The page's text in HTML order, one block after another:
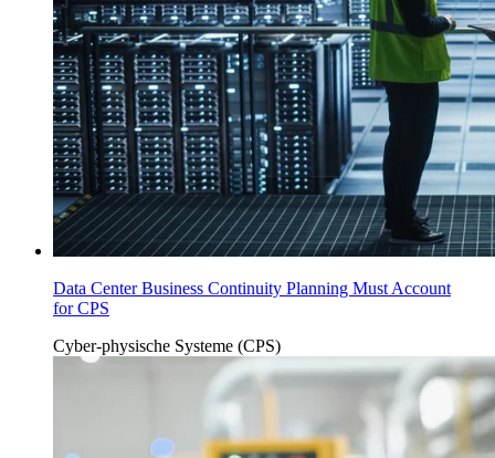
Data Center Business Continuity Planning Must Account
for CPS
Cyber-physische Systeme (CPS)